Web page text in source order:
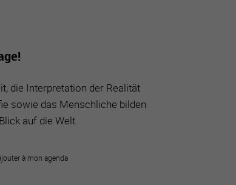
die Interpretation der Realität
sowie das Menschliche bilden
auf die Welt.
à mon agenda